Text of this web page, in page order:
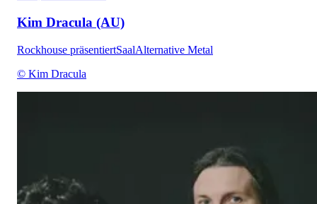
Kim Dracula (AU)
Rockhouse präsentiertSaalAlternative Metal
© Kim Dracula